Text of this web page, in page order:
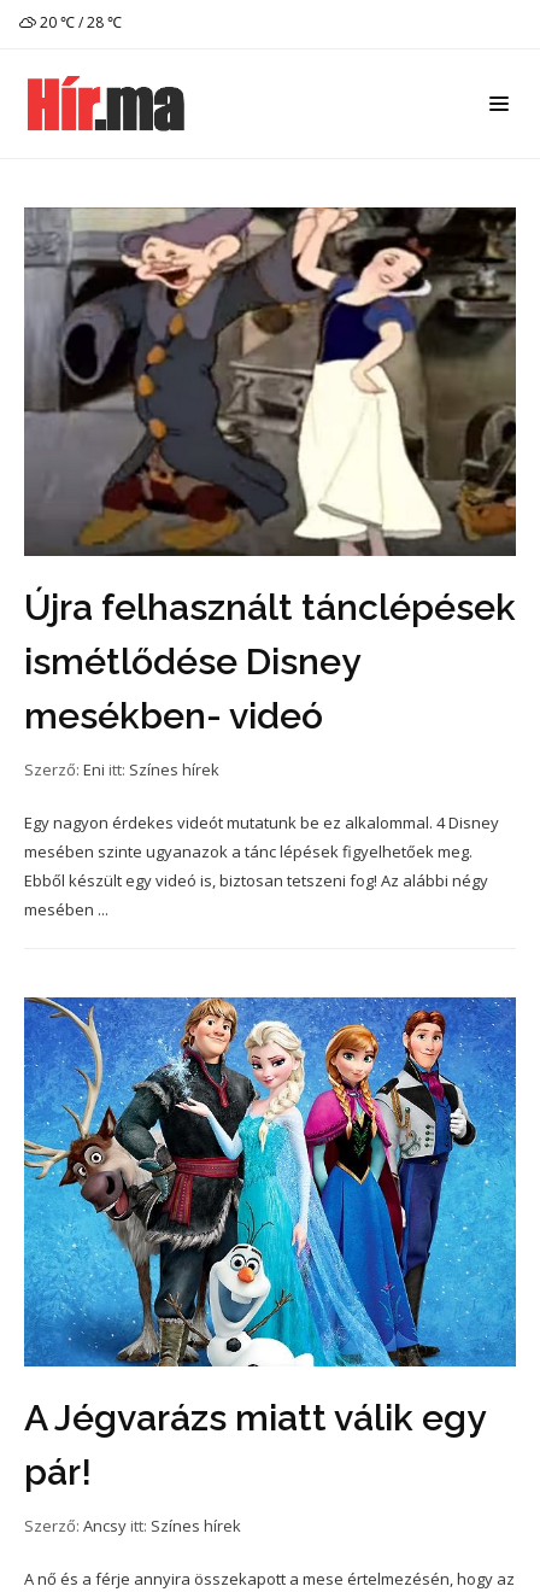
20 ℃ / 28 ℃
Újra felhasznált tánclépések
ismétlődése Disney
mesékben- videó
Szerző: Eni itt: Színes hírek
Egy nagyon érdekes videót mutatunk be ez alkalommal. 4 Disney
mesében szinte ugyanazok a tánc lépések figyelhetőek meg.
Ebből készült egy videó is, biztosan tetszeni fog! Az alábbi négy
mesében ...
A Jégvarázs miatt válik egy
pár!
Szerző: Ancsy itt: Színes hírek
A nő és a férje annyira összekapott a mese értelmezésén, hogy az